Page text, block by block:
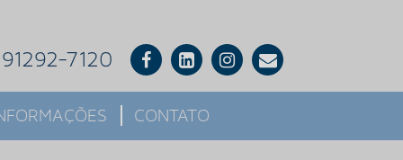
91292-7120
CONTATO